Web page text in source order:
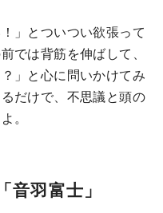
」とついつい欲張って
では背筋を伸ばして、
」と心に問いかけてみ
だけで、不思議と頭の
。
音羽富士」